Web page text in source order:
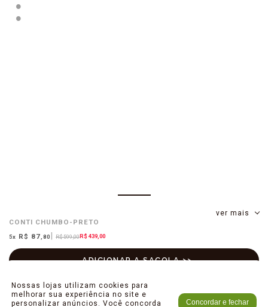
ver mais
CONTI CHUMBO-PRETO
R$ 599,00R$ 439,00
5x R$ 87 ,80
Nossas lojas utilizam cookies para
melhorar sua experiência no site e
personalizar anúncios. Você concorda
Concordar e fechar